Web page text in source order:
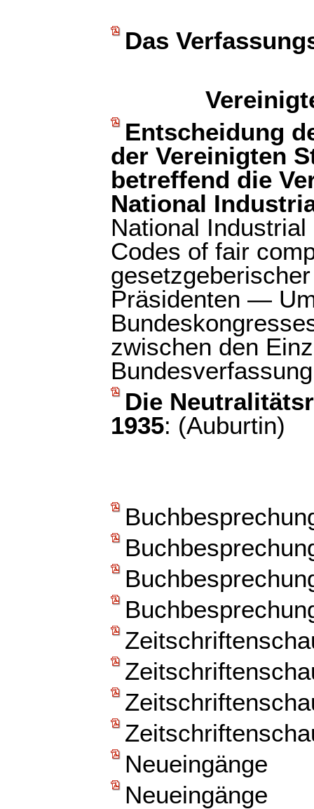
Das
Entscheidung
der Vereinigten
betreffend die
National
National
Codes of fair
Präsidenten —
zwischen den
Die
1935: (Auburtin)
Neueingänge
Neueingänge